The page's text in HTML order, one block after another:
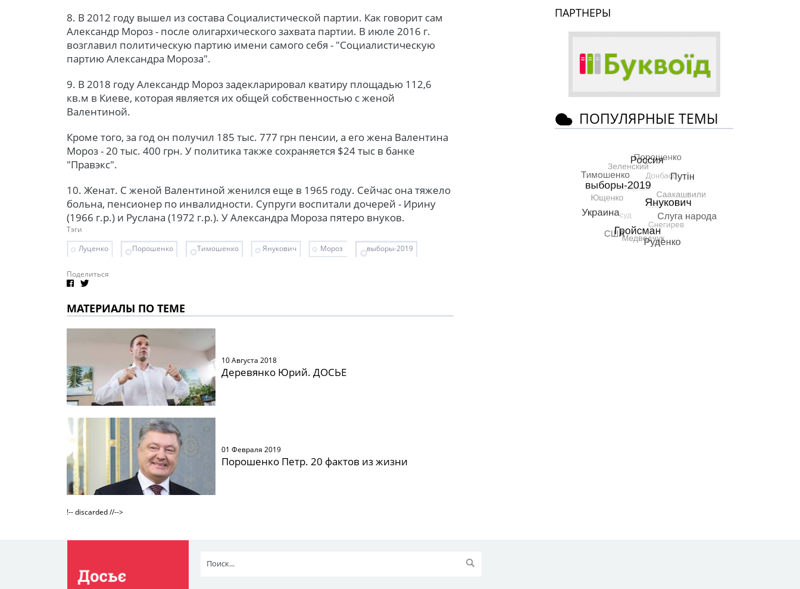
8. В 2012 году вышел из состава Социалистической партии. Как говорит сам
Александр Мороз - после олигархического захвата партии. В июле 2016 г.
возглавил политическую партию имени самого себя - "Социалистическую
партию Александра Мороза".
9. В 2018 году Александр Мороз задекларировал кватиру площадью 112,6
кв.м в Киеве, которая является их общей собственностью с женой
Валентиной.
Кроме того, за год он получил 185 тыс. 777 грн пенсии, а его жена Валентина
Мороз - 20 тыс. 400 грн. У политика также сохраняется $24 тыс в банке
"Правэкс".
10. Женат. С женой Валентиной женился еще в 1965 году. Сейчас она тяжело
больна, пенсионер по инвалидности. Супруги воспитали дочерей - Ирину
(1966 г.р.) и Руслана (1972 г.р.). У Александра Мороза пятеро внуков.
Тэги
Луценко
Порошенко Тимошенко Янукович Мороз выборы-2019
Поделиться
МАТЕРИАЛЫ ПО ТЕМЕ
10 Августа 2018
Деревянко Юрий. ДОСЬЕ
01 Февраля 2019
Порошенко Петр. 20 фактов из жизни
!-- discarded //-->
ПАРТНЕРЫ
ПОПУЛЯРНЫЕ ТЕМЫ